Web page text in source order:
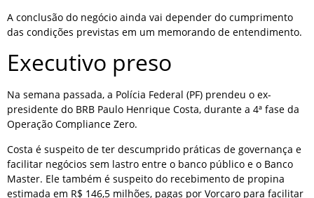
A conclusão do negócio ainda vai depender do cumprimento
das condições previstas em um memorando de entendimento.
Executivo preso
Na semana passada, a Polícia Federal (PF) prendeu o ex-
presidente do BRB Paulo Henrique Costa, durante a 4ª fase da
Operação Compliance Zero.
Costa é suspeito de ter descumprido práticas de governança e
facilitar negócios sem lastro entre o banco público e o Banco
Master. Ele também é suspeito do recebimento de propina
estimada em R$ 146,5 milhões, pagas por Vorcaro para facilitar